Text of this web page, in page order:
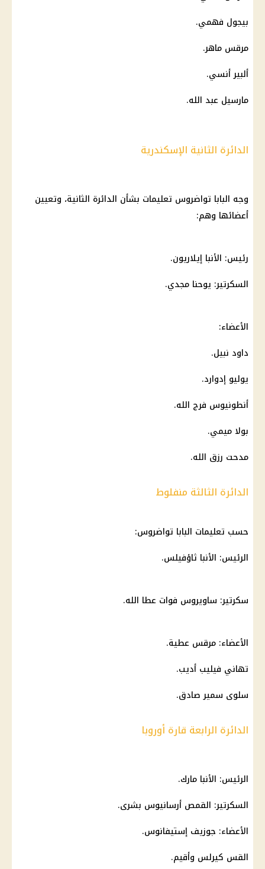
بيجول فهمي.
مرقس ماهر.
ألبير أنسي.
مارسيل عبد الله.
الدائرة الثانية الإسكندرية
وجه البابا تواضروس تعليمات بشأن الدائرة الثانية، وتعيين
أعضائها وهم:
رئيس: الأنبا إيلاريون.
السكرتير: يوحنا مجدي.
الأعضاء:
داود نبيل.
يوليو إدوارد.
أنطونيوس فرج الله.
بولا ميمي.
مدحت رزق الله.
الدائرة الثالثة منفلوط
حسب تعليمات البابا تواضروس:
الرئيس: الأنبا ثاؤفيلس.
سكرتير: ساويروس فوات عطا الله.
الأعضاء: مرقس عطية.
تهاني فيليب أديب.
سلوى سمير صادق.
الدائرة الرابعة قارة أوروبا
الرئيس: الأنبا مارك.
السكرتير: القمص أرسانيوس بشرى.
الأعضاء: جوزيف إستيفانوس.
القس كيرلس وأقيم.